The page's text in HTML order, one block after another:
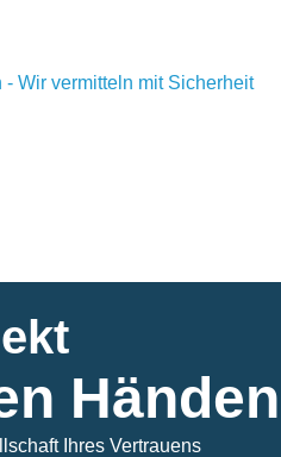
Händen
Ihres Vertrauens